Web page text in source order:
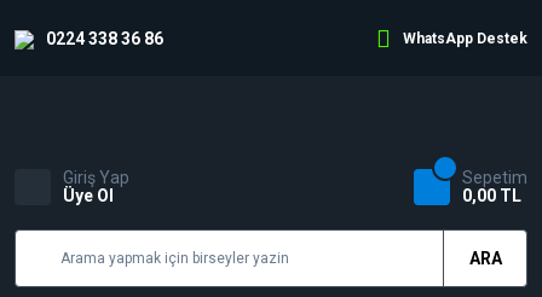
0224 338 36 86 WhatsApp Destek
ARA
Giriş Yap
Üye Ol
Sepetim
0,00 TL